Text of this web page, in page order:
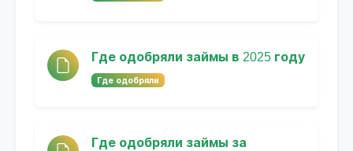
Где одобряли займы в 2025 году
Где одобряли
Где одобряли займы за